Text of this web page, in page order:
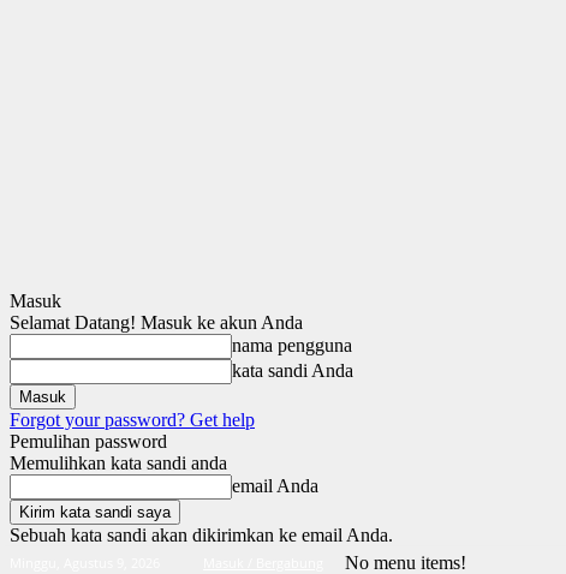
Masuk
Selamat Datang! Masuk ke akun Anda
nama pengguna
kata sandi Anda
Forgot your password? Get help
Pemulihan password
Memulihkan kata sandi anda
email Anda
Sebuah kata sandi akan dikirimkan ke email Anda.
No menu items!